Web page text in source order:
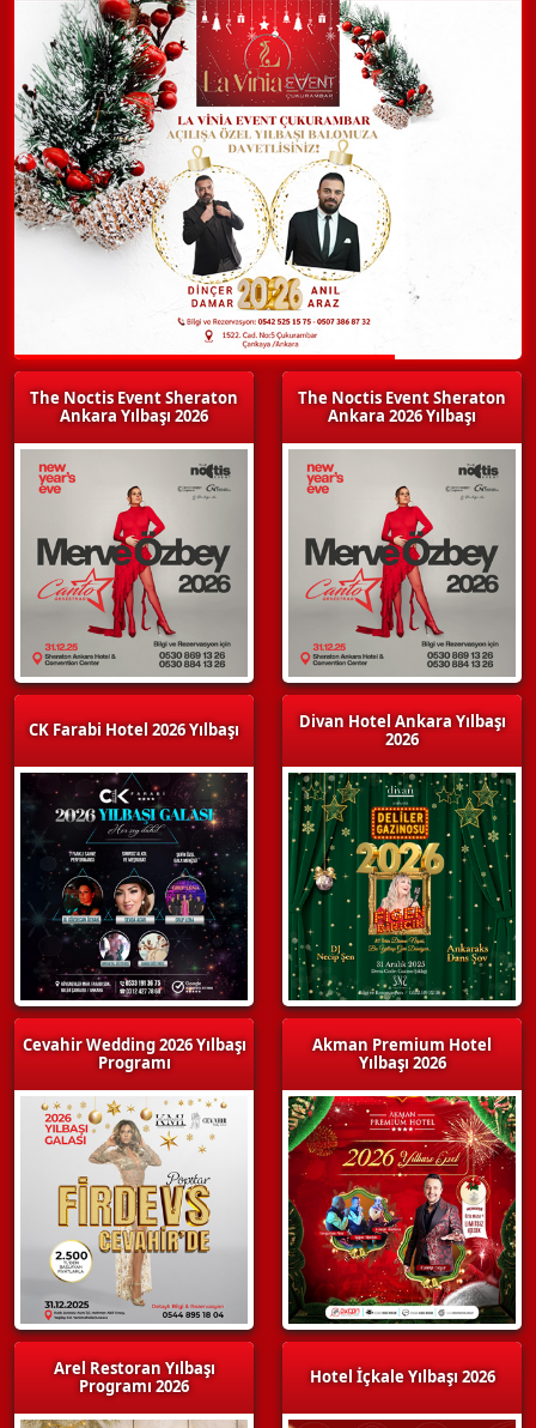
The Noctis Event Sheraton
Ankara Yılbaşı 2026
CK Farabi Hotel 2026 Yılbaşı
Cevahir Wedding 2026 Yılbaşı
Programı
Arel Restoran Yılbaşı
Programı 2026
The Noctis Event Sheraton
Ankara 2026 Yılbaşı
Divan Hotel Ankara Yılbaşı
2026
Akman Premium Hotel
Yılbaşı 2026
Hotel İçkale Yılbaşı 2026